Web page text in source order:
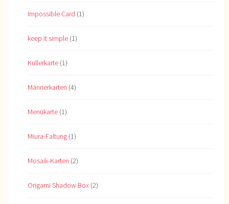
Impossible Card (1)
keep it simple (1)
Kullerkarte (1)
Männerkarten (4)
Menükarte (1)
Miura-Faltung (1)
Mosaik-Karten (2)
Origami Shadow Box (2)